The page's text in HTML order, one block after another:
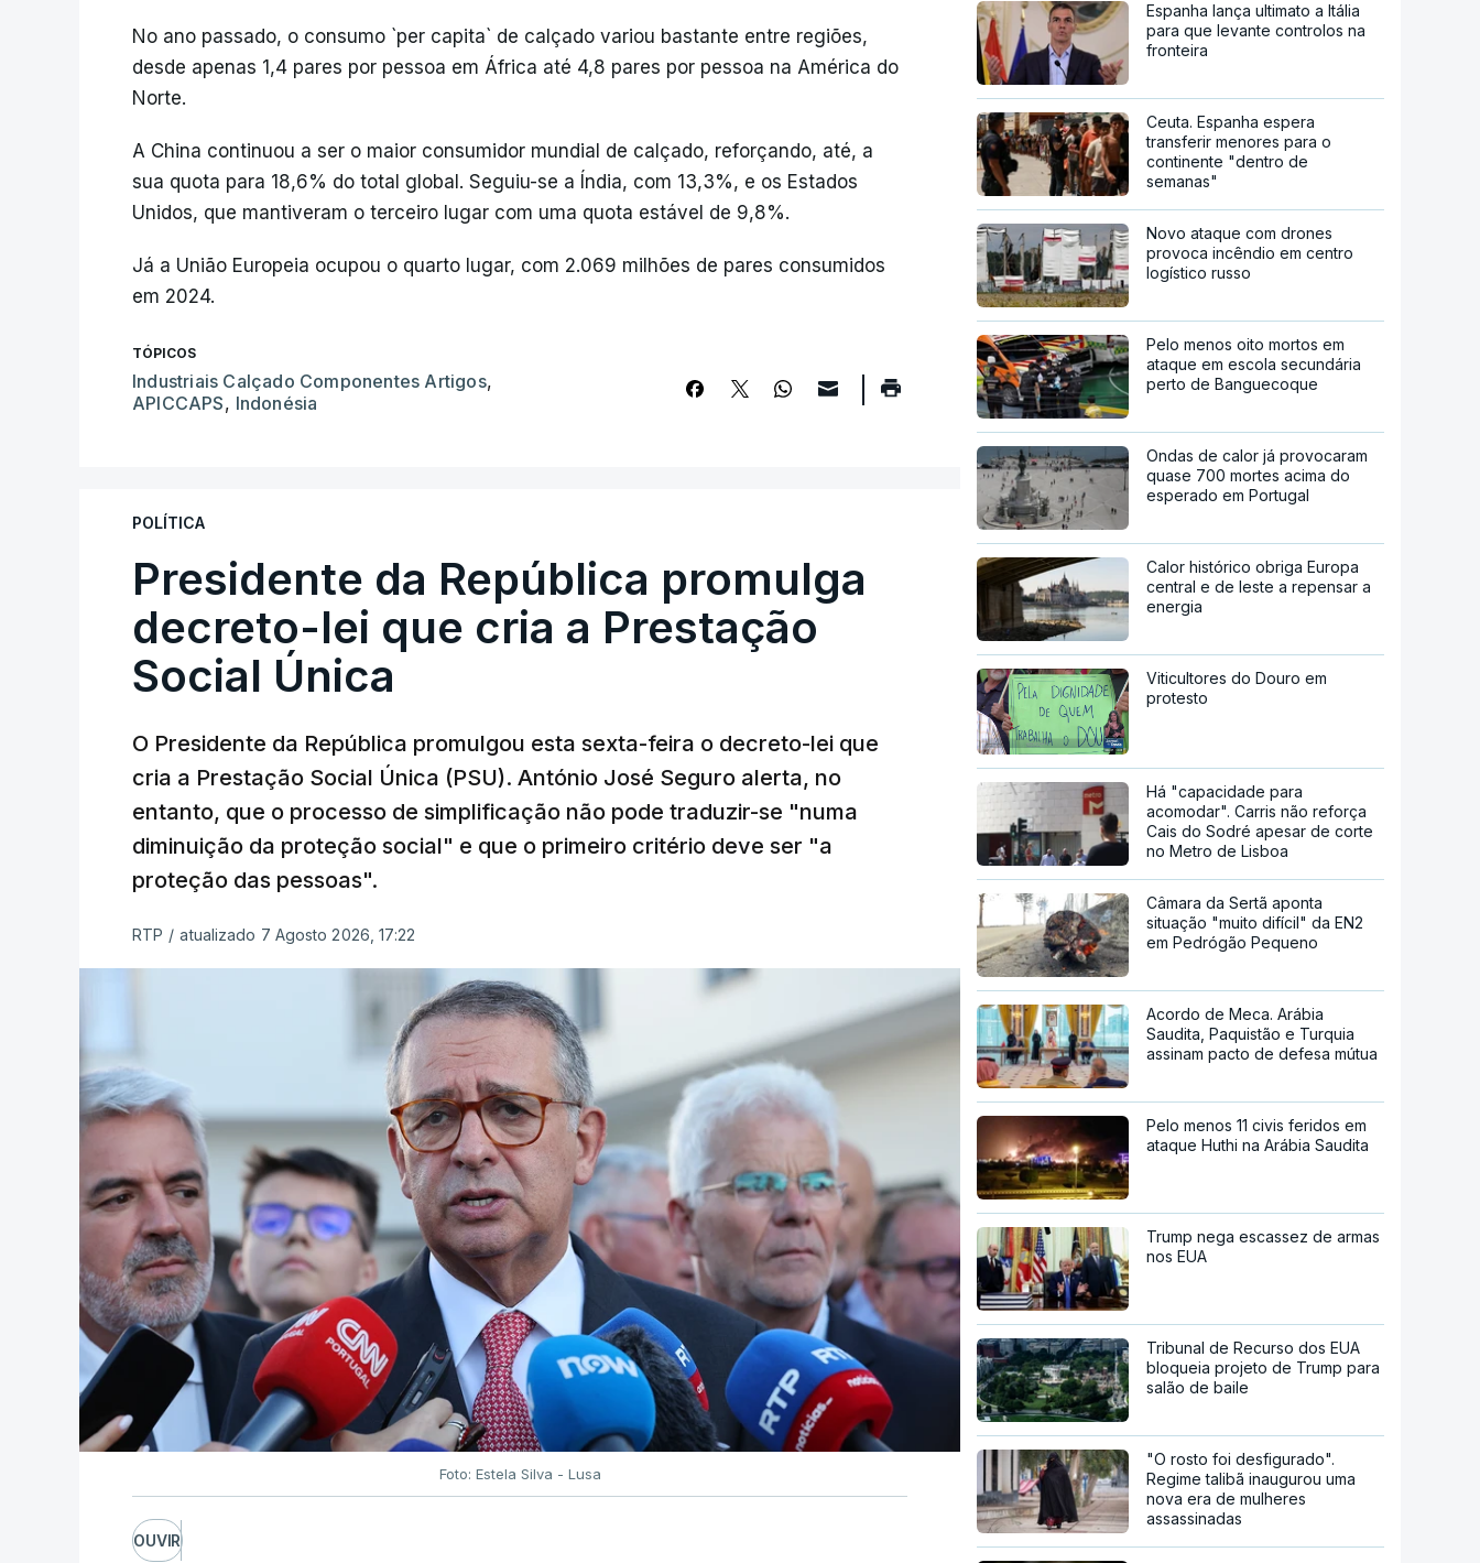
No ano passado, o consumo `per capita` de calçado variou bastante entre regiões,
desde apenas 1,4 pares por pessoa em África até 4,8 pares por pessoa na América do
Norte.
A China continuou a ser o maior consumidor mundial de calçado, reforçando, até, a
sua quota para 18,6% do total global. Seguiu-se a Índia, com 13,3%, e os Estados
Unidos, que mantiveram o terceiro lugar com uma quota estável de 9,8%.
Já a União Europeia ocupou o quarto lugar, com 2.069 milhões de pares consumidos
em 2024.
TÓPICOS
Industriais Calçado Componentes Artigos,
APICCAPS, Indonésia
POLÍTICA
Presidente da República promulga
decreto-lei que cria a Prestação
Social Única
O Presidente da República promulgou esta sexta-feira o decreto-lei que
cria a Prestação Social Única (PSU). António José Seguro alerta, no
entanto, que o processo de simplificação não pode traduzir-se "numa
diminuição da proteção social" e que o primeiro critério deve ser "a
proteção das pessoas".
RTP / atualizado 7 Agosto 2026, 17:22
Foto: Estela Silva - Lusa
OUVIR
Espanha lança ultimato a Itália
para que levante controlos na
fronteira
Ceuta. Espanha espera
transferir menores para o
continente "dentro de
semanas"
Novo ataque com drones
provoca incêndio em centro
logístico russo
Pelo menos oito mortos em
ataque em escola secundária
perto de Banguecoque
Ondas de calor já provocaram
quase 700 mortes acima do
esperado em Portugal
Calor histórico obriga Europa
central e de leste a repensar a
energia
Viticultores do Douro em
protesto
Há "capacidade para
acomodar". Carris não reforça
Cais do Sodré apesar de corte
no Metro de Lisboa
Câmara da Sertã aponta
situação "muito difícil" da EN2
em Pedrógão Pequeno
Acordo de Meca. Arábia
Saudita, Paquistão e Turquia
assinam pacto de defesa mútua
Pelo menos 11 civis feridos em
ataque Huthi na Arábia Saudita
Trump nega escassez de armas
nos EUA
Tribunal de Recurso dos EUA
bloqueia projeto de Trump para
salão de baile
"O rosto foi desfigurado".
Regime talibã inaugurou uma
nova era de mulheres
assassinadas